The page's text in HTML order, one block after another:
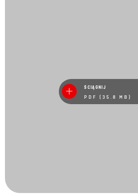
ŚCIĄGNIJ
PDF (35.8 MB)